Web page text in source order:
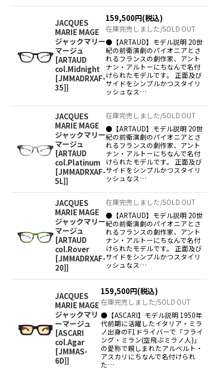
JACQUES
MARIE MAGE
ジャックマリー
マージュ
[ARTAUD
col.Midnight
[JMMADRXAF-
35]]
159,500円(税込)
在庫完売しました/SOLD OUT
●【ARTAUD】モデル説明 20世
紀の前衛演劇のパイオニアとさ
れるフランスの劇作家、アント
ナン・アルトーにちなんで名付
けられたモデルです。 正面及び
サイドをシンプルかつスタイリ
ッシュなス…
JACQUES
MARIE MAGE
ジャックマリー
マージュ
[ARTAUD
col.Platinum
[JMMADRXAF-
5L]]
在庫完売しました/SOLD OUT
●【ARTAUD】モデル説明 20世
紀の前衛演劇のパイオニアとさ
れるフランスの劇作家、アント
ナン・アルトーにちなんで名付
けられたモデルです。 正面及び
サイドをシンプルかつスタイリ
ッシュなス…
JACQUES
MARIE MAGE
ジャックマリー
マージュ
[ARTAUD
col.Rover
[JMMADRXAF-
20]]
在庫完売しました/SOLD OUT
●【ARTAUD】モデル説明 20世
紀の前衛演劇のパイオニアとさ
れるフランスの劇作家、アント
ナン・アルトーにちなんで名付
けられたモデルです。 正面及び
サイドをシンプルかつスタイリ
ッシュなス…
JACQUES
MARIE MAGE
ジャックマリ
ーマージュ
[ASCARI
col.Agar
[JMMAS-
6D]]
159,500円(税込)
在庫完売しました/SOLD OUT
●【ASCARI】モデル説明 1950年
代前期に活躍したイタリア・ミラ
ノ出身のF1ドライバーで「フライ
ング・ミラン(空飛ぶミラノ人)」
の愛称で親しまれたアルベルト・
アスカリにちなんで名付けられ
た…